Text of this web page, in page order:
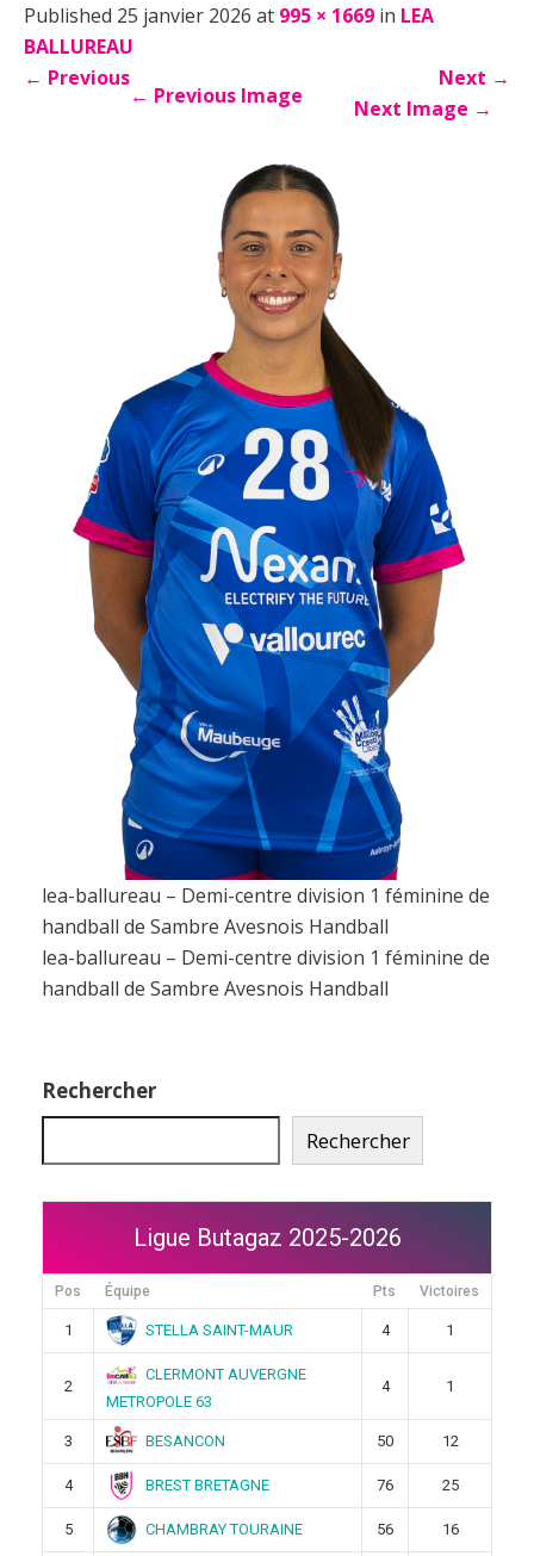
Published 25 janvier 2026 at 995 × 1669 in LEA
BALLUREAU
← Previous Next →
← Previous Image Next Image →
lea-ballureau – Demi-centre division 1 féminine de
handball de Sambre Avesnois Handball
lea-ballureau – Demi-centre division 1 féminine de
handball de Sambre Avesnois Handball
Rechercher
Rechercher
Ligue Butagaz 2025-2026
Pos Équipe Pts Victoires
1 STELLA SAINT-MAUR 4 1
2
CLERMONT AUVERGNE
METROPOLE 63
4 1
3 BESANCON 50 12
4 BREST BRETAGNE 76 25
5 CHAMBRAY TOURAINE 56 16